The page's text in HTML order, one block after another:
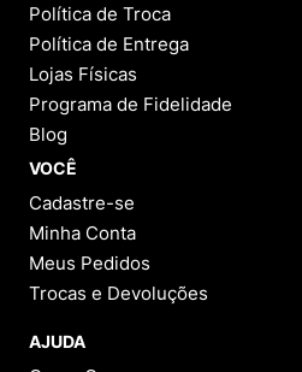
Política de Troca
Política de Entrega
Lojas Físicas
Programa de Fidelidade
Blog
VOCÊ
Cadastre-se
Minha Conta
Meus Pedidos
Trocas e Devoluções
AJUDA